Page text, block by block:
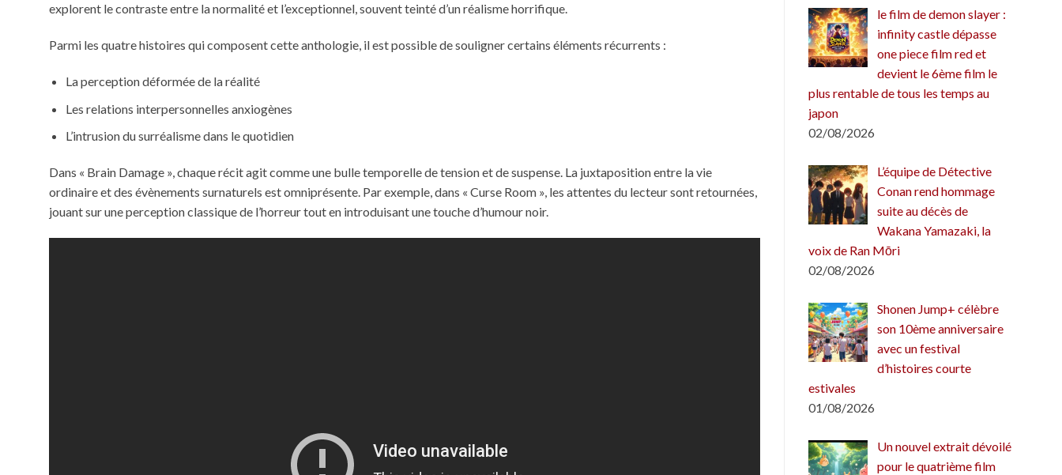
explorent le contraste entre la normalité et l’exceptionnel, souvent teinté d’un réalisme horrifique.
Parmi les quatre histoires qui composent cette anthologie, il est possible de souligner certains éléments récurrents :
La perception déformée de la réalité
Les relations interpersonnelles anxiogènes
L’intrusion du surréalisme dans le quotidien
Dans « Brain Damage », chaque récit agit comme une bulle temporelle de tension et de suspense. La juxtaposition entre la vie
ordinaire et des évènements surnaturels est omniprésente. Par exemple, dans « Curse Room », les attentes du lecteur sont retournées,
jouant sur une perception classique de l’horreur tout en introduisant une touche d’humour noir.
le film de demon slayer :
infinity castle dépasse
one piece film red et
devient le 6ème film le
plus rentable de tous les temps au
japon
02/08/2026
L’équipe de Détective
Conan rend hommage
suite au décès de
Wakana Yamazaki, la
voix de Ran Mōri
02/08/2026
Shonen Jump+ célèbre
son 10ème anniversaire
avec un festival
d’histoires courte
estivales
01/08/2026
Un nouvel extrait dévoilé
pour le quatrième film